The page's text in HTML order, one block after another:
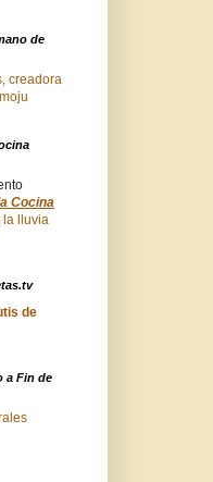
de
creadora
Cocina
la lluvia
de
a Fin de